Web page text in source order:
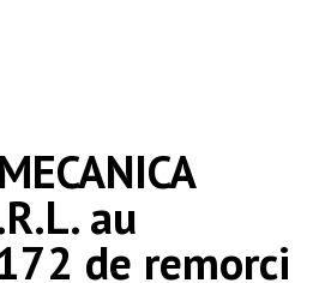
au
de remorci